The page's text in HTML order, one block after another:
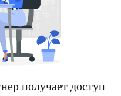
получает доступ